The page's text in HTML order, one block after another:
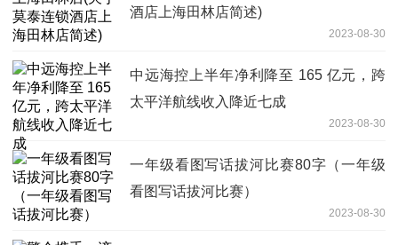
酒店上海田林店简述)
2023-08-30
中远海控上半年净利降至 165 亿元，跨
太平洋航线收入降近七成
2023-08-30
一年级看图写话拔河比赛80字（一年级
看图写话拔河比赛）
2023-08-30